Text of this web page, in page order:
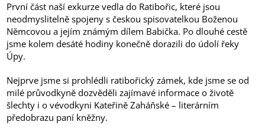
První část naší exkurze vedla do Ratibořic, které jsou
neodmyslitelně spojeny s českou spisovatelkou Boženou
Němcovou a jejím známým dílem Babička. Po dlouhé cestě
jsme kolem desáté hodiny konečně dorazili do údolí řeky
Úpy.
Nejprve jsme si prohlédli ratibořický zámek, kde jsme se od
milé průvodkyně dozvěděli zajímavé informace o životě
šlechty i o vévodkyni Kateřině Zaháňské – literárním
předobrazu paní kněžny.